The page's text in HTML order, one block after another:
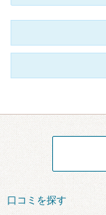
口コミを探す